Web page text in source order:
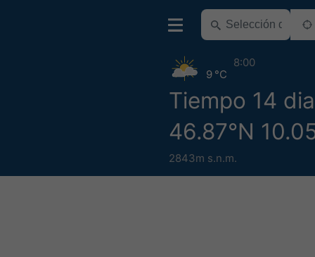
Tiempo 14
46.87°N
2843m s.n.m.
9 °C
8:00